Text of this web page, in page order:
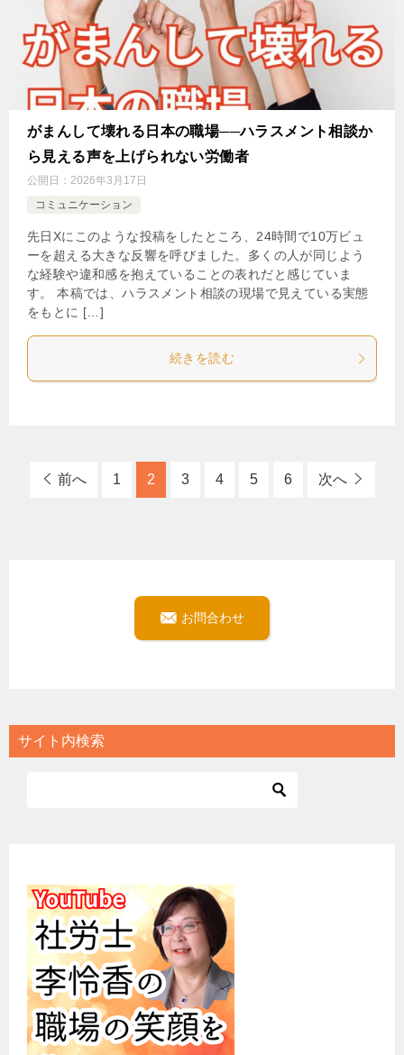
がまんして壊れる日本の職場──ハラスメント相談か
ら見える声を上げられない労働者
公開日： 2026年3月17日
コミュニケーション
先日Xにこのような投稿をしたところ、24時間で10万ビュ
ーを超える大きな反響を呼びました。多くの人が同じよう
な経験や違和感を抱えていることの表れだと感じていま
す。 本稿では、ハラスメント相談の現場で見えている実態
をもとに […]
続きを読む
前へ 1 2 3 4 5 6 次へ
お問合わせ
サイト内検索